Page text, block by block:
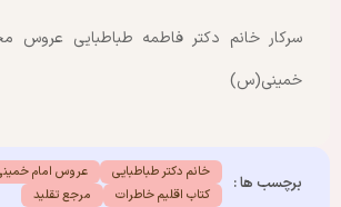
سرکار خانم دکتر فاطمه طباطبایی عروس
خمینی(س)
برچسب ها : خانم دکتر طباطبایی
عروس امام
کتاب اقلیم خاطرات
مرجع تقلید